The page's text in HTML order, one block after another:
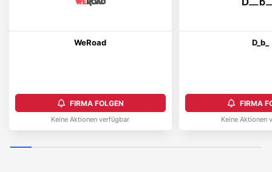
WeRoad
FIRMA FOLGEN
Keine Aktionen verfügbar
D_b_
FIRMA
Keine Aktionen